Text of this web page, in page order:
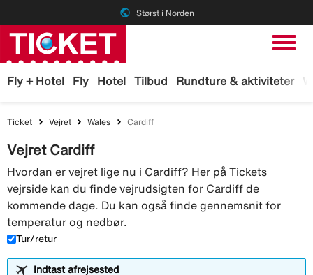
public Størst i Norden
Fly + Hotel Fly Hotel Tilbud Rundture & aktiviteter
Ticket Vejret Wales Cardiff
Vejret Cardiff
Hvordan er vejret lige nu i Cardiff? Her på Tickets
vejrside kan du finde vejrudsigten for Cardiff de
kommende dage. Du kan også finde gennemsnit for
temperatur og nedbør.
Tur/retur
Indtast afrejsested